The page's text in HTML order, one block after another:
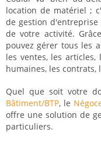
location de matériel ;
de gestion
de votre activité.
pouvez gérer tous les
les ventes, les articles,
humaines, les contrats,
Quel que soit votre
Bâtiment/BTP, le
offre une solution de
particuliers.